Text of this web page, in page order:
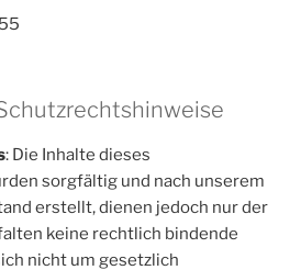
: Die Inhalte dieses
sorgfältig und nach unserem
erstellt, dienen jedoch nur der
keine rechtlich bindende
nicht um gesetzlich